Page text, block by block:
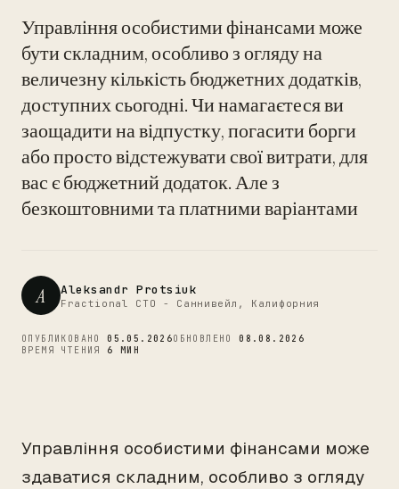
Управління особистими фінансами може
бути складним, особливо з огляду на
величезну кількість бюджетних додатків,
доступних сьогодні. Чи намагаєтеся ви
заощадити на відпустку, погасити борги
або просто відстежувати свої витрати, для
вас є бюджетний додаток. Але з
безкоштовними та платними варіантами
A Aleksandr Protsiuk
Fractional CTO - Саннивейл, Калифорния
ОПУБЛИКОВАНО05.05.2026ОБНОВЛЕНО08.08.2026
ВРЕМЯ ЧТЕНИЯ 6 МИН
Управління особистими фінансами може
здаватися складним, особливо з огляду